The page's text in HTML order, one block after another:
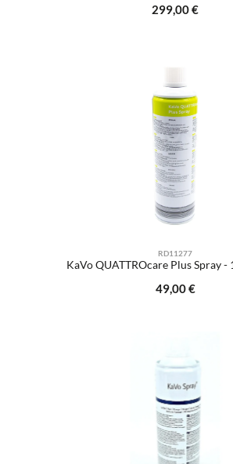
Regulärer Preis:
299,00 €
RD11277
KaVo QUATTROcare Plus Spray -
Regulärer Preis:
49,00 €